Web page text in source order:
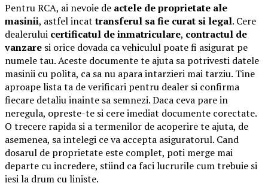
Pentru RCA, ai nevoie de actele de proprietate ale
masinii, astfel incattransferul sa fie curat si legal. Cere
dealerului certificatul de inmatriculare, contractul de
vanzare si orice dovada ca vehiculul poate fi asigurat pe
numele tau. Aceste documente te ajuta sa potrivesti datele
masinii cu polita, ca sa nu apara intarzieri mai tarziu. Tine
aproape lista ta de verificari pentru dealer si confirma
fiecare detaliu inainte sa semnezi. Daca ceva pare in
neregula, opreste-te si cere imediat documente corectate.
O trecere rapida si a termenilor de acoperire te ajuta, de
asemenea, sa intelegi ce va accepta asiguratorul. Cand
dosarul de proprietate este complet, poti merge mai
departe cu incredere, stiind ca faci lucrurile cum trebuie si
iesi la drum cu liniste.